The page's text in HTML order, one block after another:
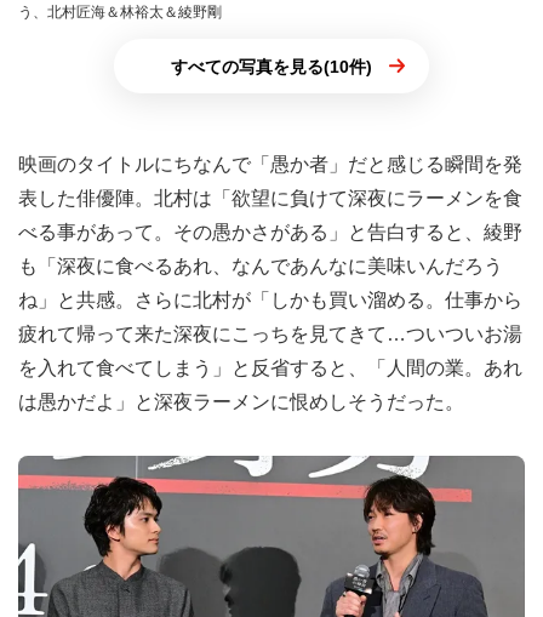
う、北村匠海＆林裕太＆綾野剛
すべての写真を見る(10件)
映画のタイトルにちなんで「愚か者」だと感じる瞬間を発
表した俳優陣。北村は「欲望に負けて深夜にラーメンを食
べる事があって。その愚かさがある」と告白すると、綾野
も「深夜に食べるあれ、なんであんなに美味いんだろう
ね」と共感。さらに北村が「しかも買い溜める。仕事から
疲れて帰って来た深夜にこっちを見てきて…ついついお湯
を入れて食べてしまう」と反省すると、「人間の業。あれ
は愚かだよ」と深夜ラーメンに恨めしそうだった。